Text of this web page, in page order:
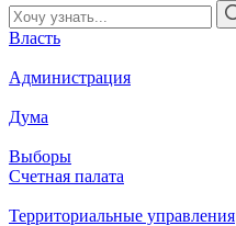
Власть
Администрация
Дума
Выборы
Счетная палата
Территориальные управления